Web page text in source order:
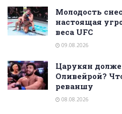
Молодость
настоящая
веса UFC
09.08.2026
Царукян
Оливейрой?
реваншу
08.08.2026